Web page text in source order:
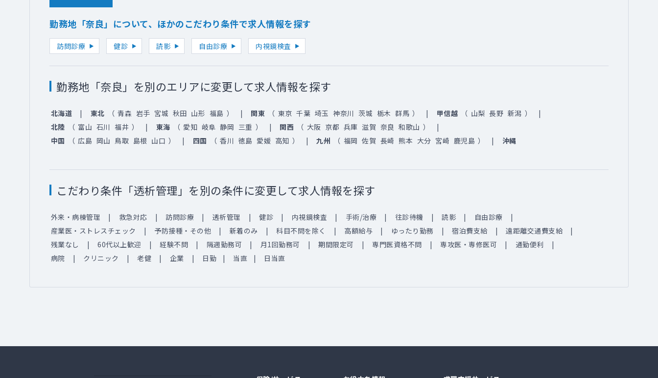
勤務地「奈良」について、ほかのこだわり条件で求人情報を探す
訪問診療 健診 読影 自由診療 内視鏡検査
勤務地「奈良」を別のエリアに変更して求人情報を探す
北海道 東北 （ 青森 岩手 宮城 秋田 山形 福島 ） 関東 （ 東京 千葉 埼玉 神奈川 茨城 栃木 群馬 ） 甲信越 （ 山梨 長野 新潟 ）
北陸
（ 富山 石川 福井 ） 東海 （ 愛知 岐阜 静岡 三重 ） 関西 （ 大阪 京都 兵庫 滋賀 奈良 和歌山 ）
中国
（ 広島 岡山 鳥取 島根 山口 ） 四国 （ 香川 徳島 愛媛 高知 ） 九州 （ 福岡 佐賀 長崎 熊本 大分 宮崎 鹿児島 ） 沖縄
こだわり条件「透析管理」を別の条件に変更して求人情報を探す
外来・病棟管理 救急対応 訪問診療 透析管理 健診 内視鏡検査 手術/治療 往診待機 読影
自由診療
産業医・ストレスチェック
予防接種・その他 新着のみ 科目不問を除く 高額給与 ゆったり勤務 宿泊費支給
遠距離交通費支給
残業なし
60代以上歓迎 経験不問 隔週勤務可 月1回勤務可 期間限定可 専門医資格不問 専攻医・専修医可
通勤便利
病院
クリニック 老健 企業 日勤 当直 日当直